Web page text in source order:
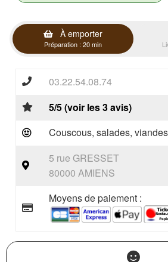
À emporter
Préparation : 20 min
03.22.54.08.74
5/5 (voir les 3 avis)
Couscous, salades,
5 rue GRESSET
80000 AMIENS
Moyens de paiement :